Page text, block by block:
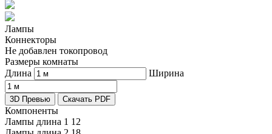
Лампы
Коннекторы
Не добавлен токопровод
Размеры комнаты
Длина
Ширина
3D Превью Скачать PDF
Компоненты
Лампы длина 1 12